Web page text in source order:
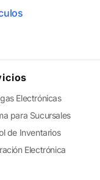
Electrónicas
para Sucursales
de Inventarios
Electrónica